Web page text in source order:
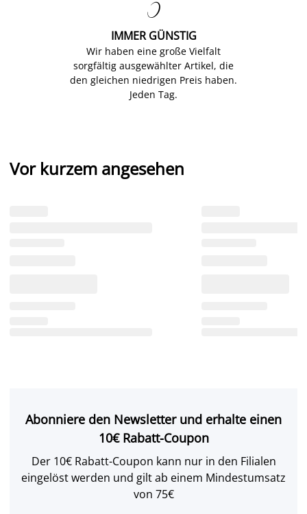

IMMER GÜNSTIG
Wir haben eine große Vielfalt
sorgfältig ausgewählter Artikel, die
den gleichen niedrigen Preis haben.
Jeden Tag.
Vor kurzem angesehen
Abonniere den Newsletter und erhalte einen
10€ Rabatt-Coupon
Der 10€ Rabatt-Coupon kann nur in den Filialen
eingelöst werden und gilt ab einem Mindestumsatz
von 75€